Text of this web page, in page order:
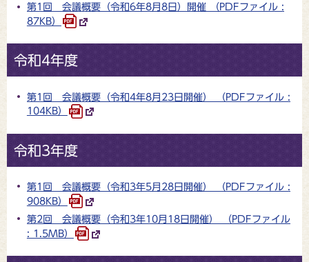
第1回 会議概要（令和6年8月8日）開催 （PDFファイル :
87KB）
令和4年度
第1回 会議概要（令和4年8月23日開催） （PDFファイル :
104KB）
令和3年度
第1回 会議概要（令和3年5月28日開催） （PDFファイル :
908KB）
第2回 会議概要（令和3年10月18日開催） （PDFファイル
: 1.5MB）